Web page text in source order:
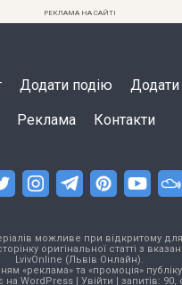
РЕКЛАМА НА САЙТІ
Додати подію Додати
Реклама Контакти
можливе при відкритому
оригінальної статті з
LvivOnline (Львів Онлайн).
«реклама» та «промоція»
на WordPress| Увійти | запитів: 90,